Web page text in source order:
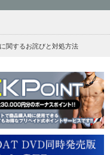
関するお詫びと対処方法